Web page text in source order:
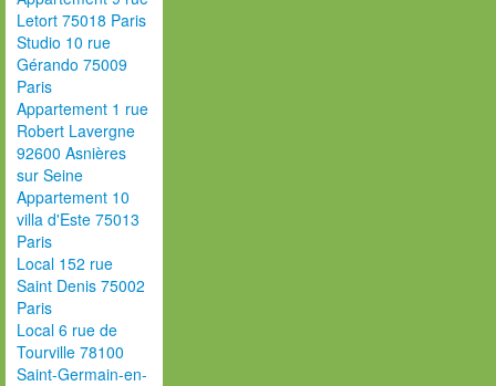
Letort 75018 Paris
Studio 10 rue
Gérando 75009
Paris
Appartement 1 rue
Robert Lavergne
92600 Asnières
sur Seine
Appartement 10
villa d'Este 75013
Paris
Local 152 rue
Saint Denis 75002
Paris
Local 6 rue de
Tourville 78100
Saint-Germain-en-